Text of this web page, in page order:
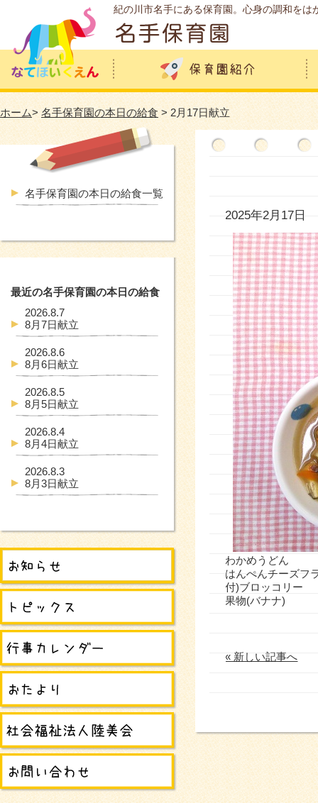
紀の川市名手にある保育園。心身の調和を
ホーム> 名手保育園の本日の給食 > 2月17日献立
2025年2月17日
わかめうどん
はんぺんチーズフ
付)ブロッコリー
果物(バナナ)
« 新しい記事へ
名手保育園の本日の給食一覧
最近の名手保育園の本日の給食
2026.8.7
8月7日献立
2026.8.6
8月6日献立
2026.8.5
8月5日献立
2026.8.4
8月4日献立
2026.8.3
8月3日献立